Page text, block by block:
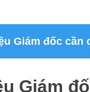
Giám đốc cần
Giám